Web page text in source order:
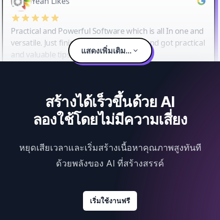
Practical and Powerful Software which is all In one and
versatile. Just finished their workshop and got practical
and valuable tips and tricks.
แสดงเพิ่มเติม...
สร้างได้เร็วขึ้นด้วย AI
ลองใช้โดยไม่มีความเสี่ยง
หยุดเสียเวลาและเริ่มสร้างเนื้อหาคุณภาพสูงทันที
ด้วยพลังของ AI ที่สร้างสรรค์
เริ่มใช้งานฟรี